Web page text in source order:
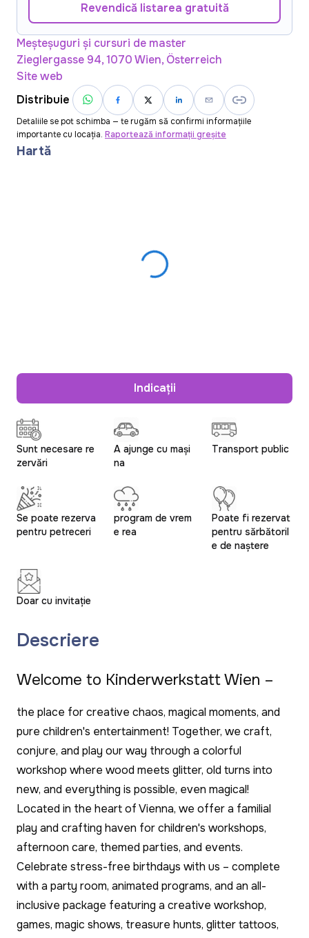
Sunt necesare re
zervări
A ajunge cu mași
na
Transport public
Se poate rezerva
pentru petreceri
program de vrem
e rea
Poate fi rezervat
pentru sărbătoril
e de naștere
Doar cu invitație
Descriere
Welcome to Kinderwerkstatt Wien –
the place for creative chaos, magical moments, and
pure children's entertainment! Together, we craft,
conjure, and play our way through a colorful
workshop where wood meets glitter, old turns into
new, and everything is possible, even magical!
Located in the heart of Vienna, we offer a familial
play and crafting haven for children's workshops,
afternoon care, themed parties, and events.
Celebrate stress-free birthdays with us – complete
with a party room, animated programs, and an all-
inclusive package featuring a creative workshop,
games, magic shows, treasure hunts, glitter tattoos,
Revendică listarea gratuită
Meșteșuguri și cursuri de master
Zieglergasse 94, 1070 Wien, Österreich
Site web
Distribuie
Detaliile se pot schimba — te rugăm să confirmi informațiile
importante cu locația. Raportează informații greșite
Hartă
Indicații